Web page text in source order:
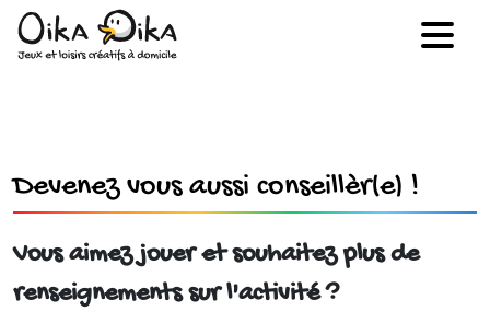
Devenez vous aussi conseillèr(e) !
Vous aimez jouer et souhaitez plus de
renseignements sur l'activité ?